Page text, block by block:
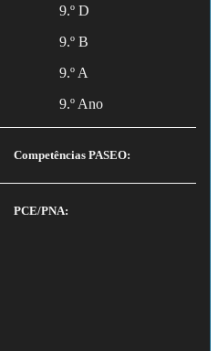
9.º D
9.º B
9.º A
9.º Ano
Competências PASEO:
PCE/PNA: